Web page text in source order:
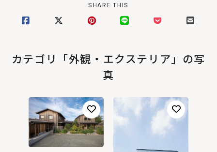
SHARE THIS
カテゴリ「外観・エクステリア」の写
真